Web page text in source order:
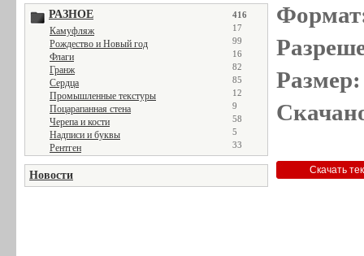
РАЗНОЕ 416
Камуфляж 17
Рождество и Новый год 99
Флаги 16
Гранж 82
Сердца 85
Промышленные текстуры 12
Поцарапанная стена 9
Черепа и кости 58
Надписи и буквы 5
Рентген 33
Новости